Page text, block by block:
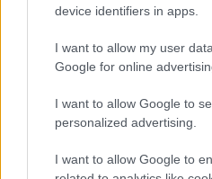
device identifiers in apps.
I want to allow my user
Google for online
I want to allow Google to
personalized advertising.
I want to allow Google to